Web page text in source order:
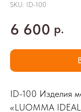
SKU: ID-100
6 600 р.
ID-100 Изделия
«LUOMMA